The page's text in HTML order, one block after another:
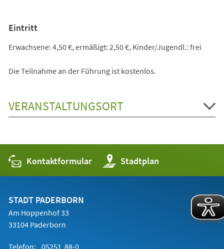
Eintritt
Erwachsene: 4,50 €, ermäßigt: 2,50 €, Kinder/Jugendl.: frei
Die Teilnahme an der Führung ist kostenlos.
VERANSTALTUNGSORT
Kontaktformular Stadtplan
(Öffnet
in
einem
STADT PADERBORN
Am Hoppenhof 33
33104 Paderborn
Telefon: 05251 88-0